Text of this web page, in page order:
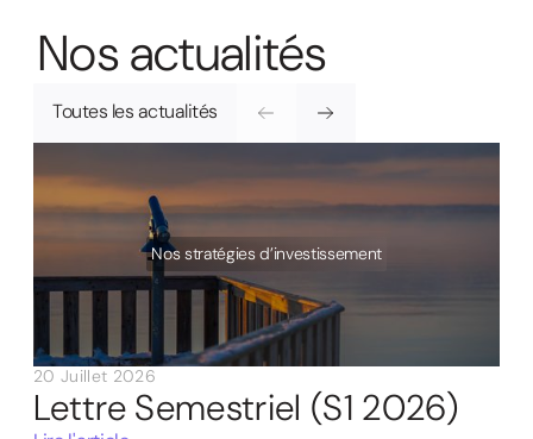
Nos actualités
Toutes les actualités
Nos stratégies d’investissement
20 Juillet 2026
Lettre Semestriel (S1 2026)